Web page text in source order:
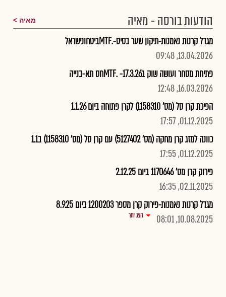
הודעות בורסה - מאיה מאיה
מגדל קרנות נאמנות-תיקון שער בסיס-.MTFביטחונישראל
13.04.2026, 09:48
פתיחת מסחר ועושה שוק ב17.3.26- .MTFחס תא-בנייה
16.03.2026, 12:48
הפיכת קרן סל (מס' 1158310) לקרן פתוחה ביום 1.1.26
01.12.2025, 17:57
כוונה למזג קרן מחקה (מס' 5127402) עם קרן סל (מס' 1158310) ב1.1
01.12.2025, 17:55
פירוק קרן מס' 1170646 ביום 2.12.25
02.11.2025, 16:35
מגדל קרנות נאמנות-פירוק קרן מספר 1200203 ביום 8.9.25
10.08.2025, 08:01
הצג יותר